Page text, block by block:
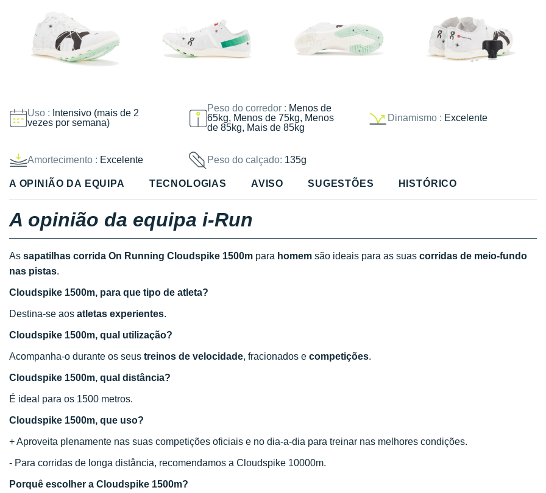
Uso : Intensivo (mais de 2
vezes por semana)
Peso do corredor : Menos de
65kg, Menos de 75kg, Menos
de 85kg, Mais de 85kg
Dinamismo : Excelente
Amortecimento : Excelente Peso do calçado: 135g
A OPINIÃO DA EQUIPA TECNOLOGIAS AVISO SUGESTÕES HISTÓRICO
A opinião da equipa i-Run
As sapatilhas corrida On Running Cloudspike 1500m para homem são ideais para as suas corridas de meio-fundo
nas pistas.
Cloudspike 1500m, para que tipo de atleta?
Destina-se aos atletas experientes.
Cloudspike 1500m, qual utilização?
Acompanha-o durante os seus treinos de velocidade, fracionados e competições.
Cloudspike 1500m, qual distância?
É ideal para os 1500 metros.
Cloudspike 1500m, que uso?
+ Aproveita plenamente nas suas competições oficiais e no dia-a-dia para treinar nas melhores condições.
- Para corridas de longa distância, recomendamos a Cloudspike 10000m.
Porquê escolher a Cloudspike 1500m?